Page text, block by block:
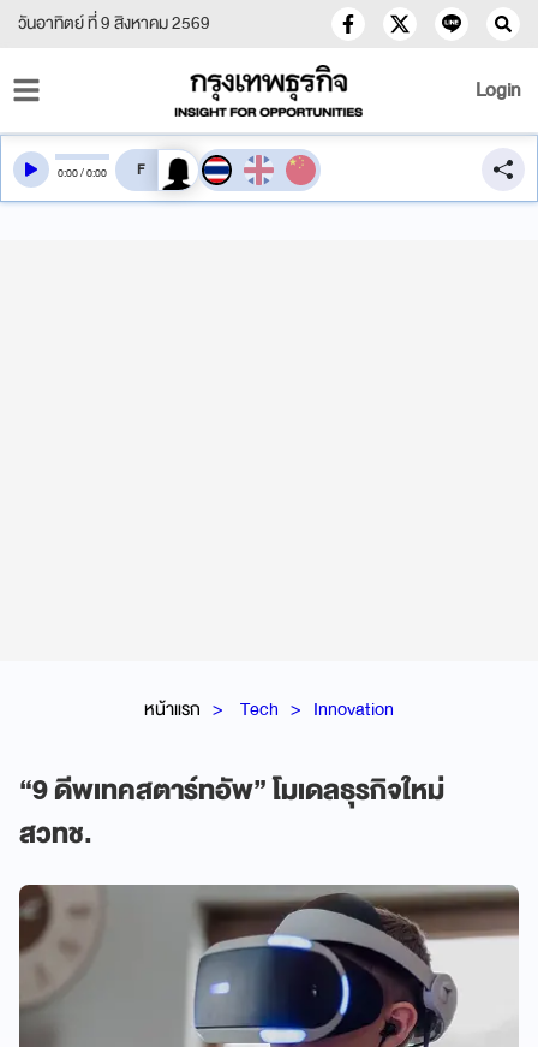
วันอาทิตย์ ที่ 9 สิงหาคม 2569
Login
หน้าแรก Tech Innovation
“9 ดีพเทคสตาร์ทอัพ” โมเดลธุรกิจใหม่
สวทช.
0:00/0:00 สลับเสียงอ่าน